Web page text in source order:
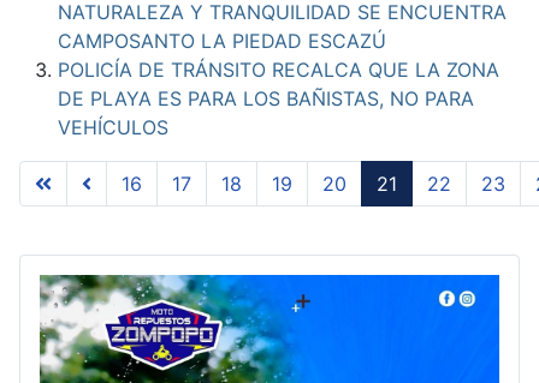
NATURALEZA Y TRANQUILIDAD SE ENCUENTRA
CAMPOSANTO LA PIEDAD ESCAZÚ
POLICÍA DE TRÁNSITO RECALCA QUE LA ZONA
DE PLAYA ES PARA LOS BAÑISTAS, NO PARA
VEHÍCULOS
Page 21 of 34
16 17 18 19 20 21 22 23